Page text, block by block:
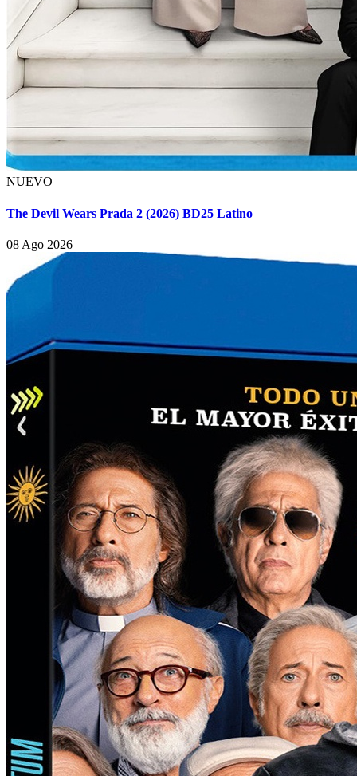
NUEVO
The Devil Wears Prada 2 (2026) BD25 Latino
08 Ago 2026